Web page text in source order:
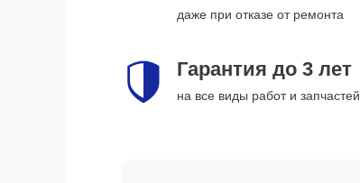
даже при отказе от ремонта
Гарантия до 3 лет
на все виды работ и запчастей